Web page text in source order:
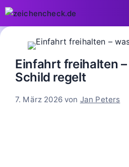
Zum
springen
Einfahrt freihalten
Schild regelt
7. März 2026 von Jan Peters